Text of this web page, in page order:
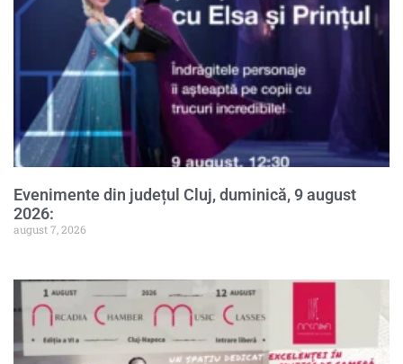
Evenimente din județul Cluj, duminică, 9 august
2026:
august 7, 2026